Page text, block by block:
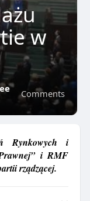
w
Comments
Rynkowych i
i RMF
rządzącej.